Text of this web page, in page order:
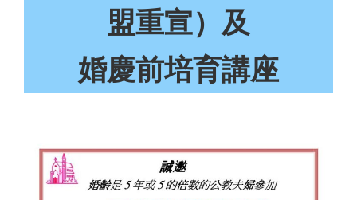
盟重宣）及
婚慶前培育講座